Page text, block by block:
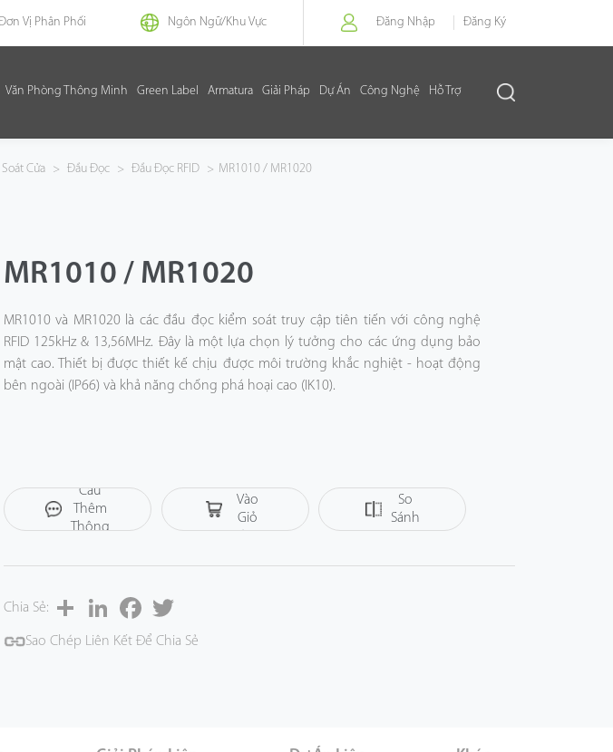
Vị Phân Phối Ngôn Ngữ/Khu Vực Đăng Nhập Đăng Ký
Văn Phòng Thông Minh Green Label Armatura Giải Pháp Dự Án Công Nghệ
Hỗ Trợ
Cửa > Đầu Đọc > Đầu Đọc RFID > MR1010 / MR1020
MR1010 / MR1020
MR1010 và MR1020 là các đầu đọc kiểm soát truy cập tiên tiến với công nghệ
RFID 125kHz & 13,56MHz. Đây là một lựa chọn lý tưởng cho các ứng dụng bảo
mật cao. Thiết bị được thiết kế chịu được môi trường khắc nghiệt - hoạt động
bên ngoài (IP66) và khả năng chống phá hoại cao (IK10).
Cầu
Thêm
Thông
Vào
Giỏ
So
Sánh
Chia Sẻ:
Share LinkedInFacebook
Sao Chép Liên Kết Để Chia Sẻ